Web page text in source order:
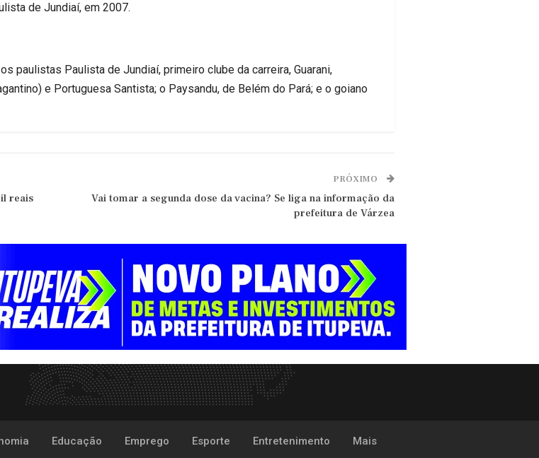
de Jundiaí, em 2007.
paulistas Paulista de Jundiaí, primeiro clube da carreira, Guarani,
e Portuguesa Santista; o Paysandu, de Belém do Pará; e o goiano
reais
PRÓXIMO
Vai tomar a segunda dose da vacina? Se liga na informação da
prefeitura de Várzea
Educação Emprego Esporte Entretenimento Mais